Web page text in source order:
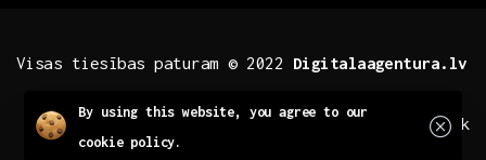
Visas tiesības paturam © 2022 Digitalaagentura.lv
.fb .insta .tiktok
By using this website, you agree to our
cookie policy.
Close